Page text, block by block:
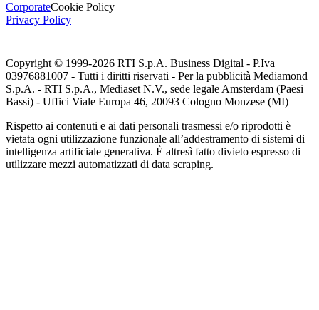
CorporateCookie Policy
Privacy Policy
Copyright © 1999-2026 RTI S.p.A. Business Digital - P.Iva
03976881007 - Tutti i diritti riservati - Per la pubblicità Mediamond
S.p.A. - RTI S.p.A., Mediaset N.V., sede legale Amsterdam (Paesi
Bassi) - Uffici Viale Europa 46, 20093 Cologno Monzese (MI)
Rispetto ai contenuti e ai dati personali trasmessi e/o riprodotti è
vietata ogni utilizzazione funzionale all’addestramento di sistemi di
intelligenza artificiale generativa. È altresì fatto divieto espresso di
utilizzare mezzi automatizzati di data scraping.